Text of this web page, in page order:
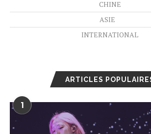
CHINE
ASIE
INTERNATIONAL
ARTICLES
1